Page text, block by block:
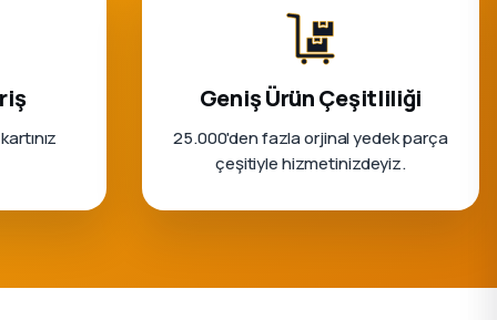
Geniş Ürün Çeşitliliği
25.000'den fazla orjinal yedek parça
çeşitiyle hizmetinizdeyiz.